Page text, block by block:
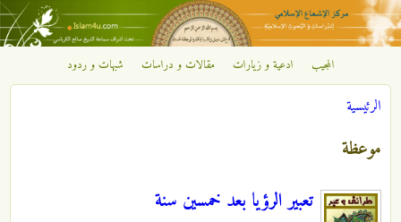
تجاوز إلى المحتوى الرئيسي
مركز
الإشعاع
الإسلامي
المجيب ادعية و زيارات مقالات و دراسات شبهات و ردود
أنت هنا
الرئيسية
موعظة
تعبير الرؤيا بعد خمسين سنة